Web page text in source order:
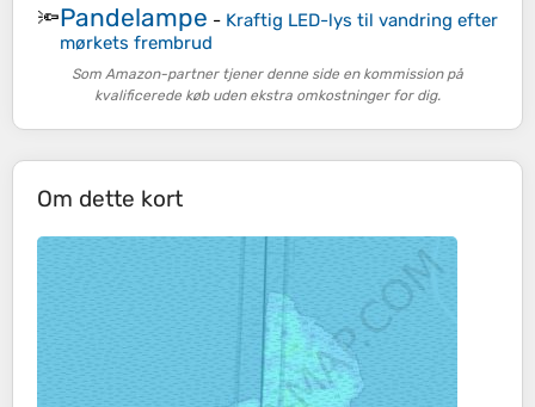
🔦Pandelampe - Kraftig LED-lys til vandring efter
mørkets frembrud
Som Amazon-partner tjener denne side en kommission på
kvalificerede køb uden ekstra omkostninger for dig.
Om dette kort